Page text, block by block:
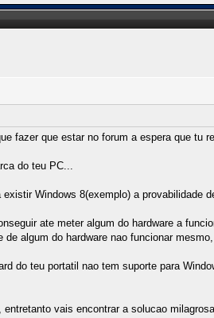
fazer que estar no forum a espera que tu
do teu PC...
Windows 8(exemplo) a provabilidade
ate meter algum do hardware a
algum do hardware nao funcionar
do teu portatil nao tem suporte para
vais encontrar a solucao